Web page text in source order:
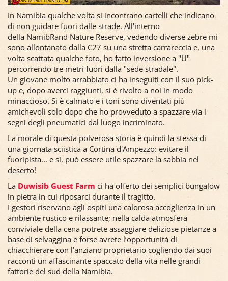
In Namibia qualche volta si incontrano cartelli che indicano
di non guidare fuori dalle strade. All'interno
della NamibRand Nature Reserve, vedendo diverse zebre mi
sono allontanato dalla C27 su una stretta carrareccia e, una
volta scattata qualche foto, ho fatto inversione a "U"
percorrendo tre metri fuori dalla "sede stradale".
Un giovane molto arrabbiato ci ha inseguiti con il suo pick-
up e, dopo averci raggiunti, si è rivolto a noi in modo
minaccioso. Si è calmato e i toni sono diventati più
amichevoli solo dopo che ho provveduto a spazzare via i
segni degli pneumatici dal luogo incriminato.
La morale di questa polverosa storia è quindi la stessa di
una giornata sciistica a Cortina d'Ampezzo: evitare il
fuoripista... e sì, può essere utile spazzare la sabbia nel
deserto!
La Duwisib Guest Farm ci ha offerto dei semplici bungalow
in pietra in cui riposarci durante il tragitto.
I gestori riservano agli ospiti una calorosa accoglienza in un
ambiente rustico e rilassante; nella calda atmosfera
conviviale della cena potrete assaggiare deliziose pietanze a
base di selvaggina e forse avrete l’opportunità di
chiacchierare con l’anziano proprietario cogliendo dai suoi
racconti un affascinante spaccato della vita nelle grandi
fattorie del sud della Namibia.